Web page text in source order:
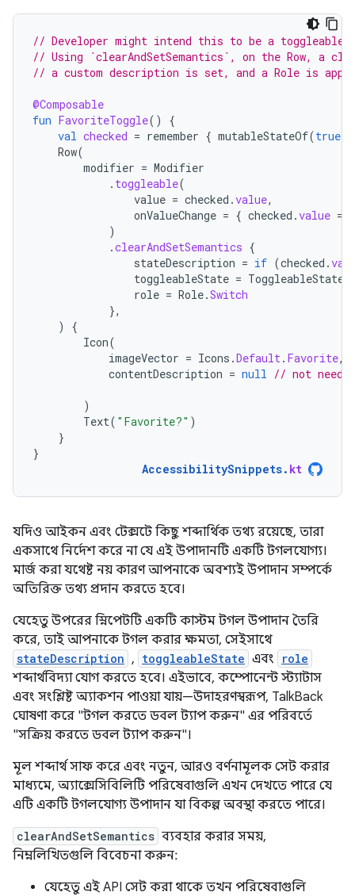
// Developer might intend this to be a toggleable.
// Using `clearAndSetSemantics`, on the Row, a
// a custom description is set, and a Role is
@Composable
fun FavoriteToggle()
{
val checked = remember { mutableStateOf(true
Row(
modifier = Modifier
. toggleable(
value = checked .value,
onValueChange = { checked .value =
)
.clearAndSetSemantics {
stateDescription = if (checked .
toggleableState = ToggleableState
role = Role.Switch
},
)
{
Icon(
imageVector = Icons .Default . Favorite,
contentDescription = null // not
)
Text( "Favorite?" )
}
}
AccessibilitySnippets. kt
যদিও আইকন এবং টেক্সটে কিছু শব্দার্থিক তথ্য রয়েছে, তারা
একসাথে নির্দেশ করে না যে এই উপাদানটি একটি টগলযোগ্য।
মার্জ করা যথেষ্ট নয় কারণ আপনাকে অবশ্যই উপাদান সম্পর্কে
অতিরিক্ত তথ্য প্রদান করতে হবে।
যেহেতু উপরের স্নিপেটটি একটি কাস্টম টগল উপাদান তৈরি
করে, তাই আপনাকে টগল করার ক্ষমতা, সেইসাথে
stateDescription , toggleableState এবং role
শব্দার্থবিদ্যা যোগ করতে হবে। এইভাবে, কম্পোনেন্ট স্ট্যাটাস
এবং সংশ্লিষ্ট অ্যাকশন পাওয়া যায়—উদাহরণস্বরূপ, TalkBack
ঘোষণা করে "টগল করতে ডবল ট্যাপ করুন" এর পরিবর্তে
"সক্রিয় করতে ডবল ট্যাপ করুন"।
মূল শব্দার্থ সাফ করে এবং নতুন, আরও বর্ণনামূলক সেট করার
মাধ্যমে, অ্যাক্সেসিবিলিটি পরিষেবাগুলি এখন দেখতে পারে যে
এটি একটি টগলযোগ্য উপাদান যা বিকল্প অবস্থা করতে পারে।
clearAndSetSemantics ব্যবহার করার সময়,
নিম্নলিখিতগুলি বিবেচনা করুন:
যেহেতু এই API সেট করা থাকে তখন পরিষেবাগুলি